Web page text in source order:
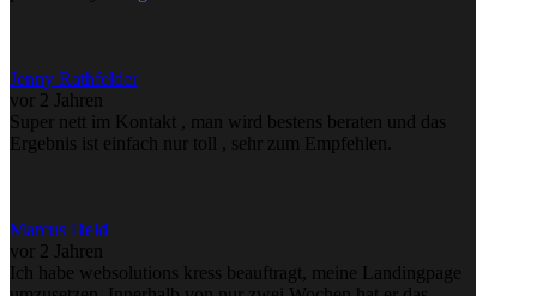
Jenny Rathfelder
vor 2 Jahren
Super nett im Kontakt , man wird bestens beraten und das
Ergebnis ist einfach nur toll , sehr zum Empfehlen.
Marcus Held
vor 2 Jahren
Ich habe websolutions kress beauftragt, meine Landingpage